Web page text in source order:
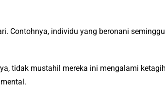
Contohnya, individu yang beronani
tidak mustahil mereka ini mengalami